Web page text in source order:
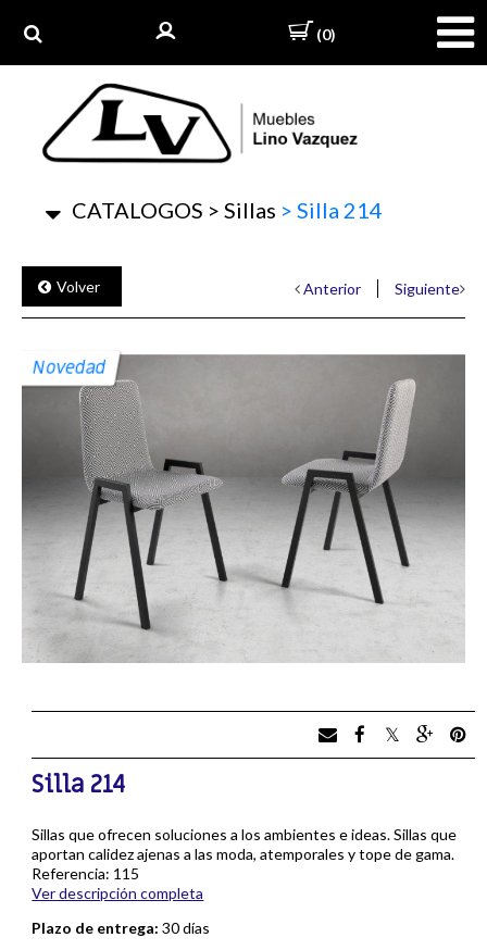
(0)
CATALOGOS > Sillas > Silla 214
Volver Anterior Siguiente
Novedad
Silla 214
Sillas que ofrecen soluciones a los ambientes e ideas. Sillas que
aportan calidez ajenas a las moda, atemporales y tope de gama.
Referencia: 115
Ver descripción completa
Plazo de entrega: 30 días